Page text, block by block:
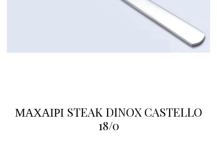
ΜΑΧΑΙΡΙ STEAK DINOX CASTELLO
18/0